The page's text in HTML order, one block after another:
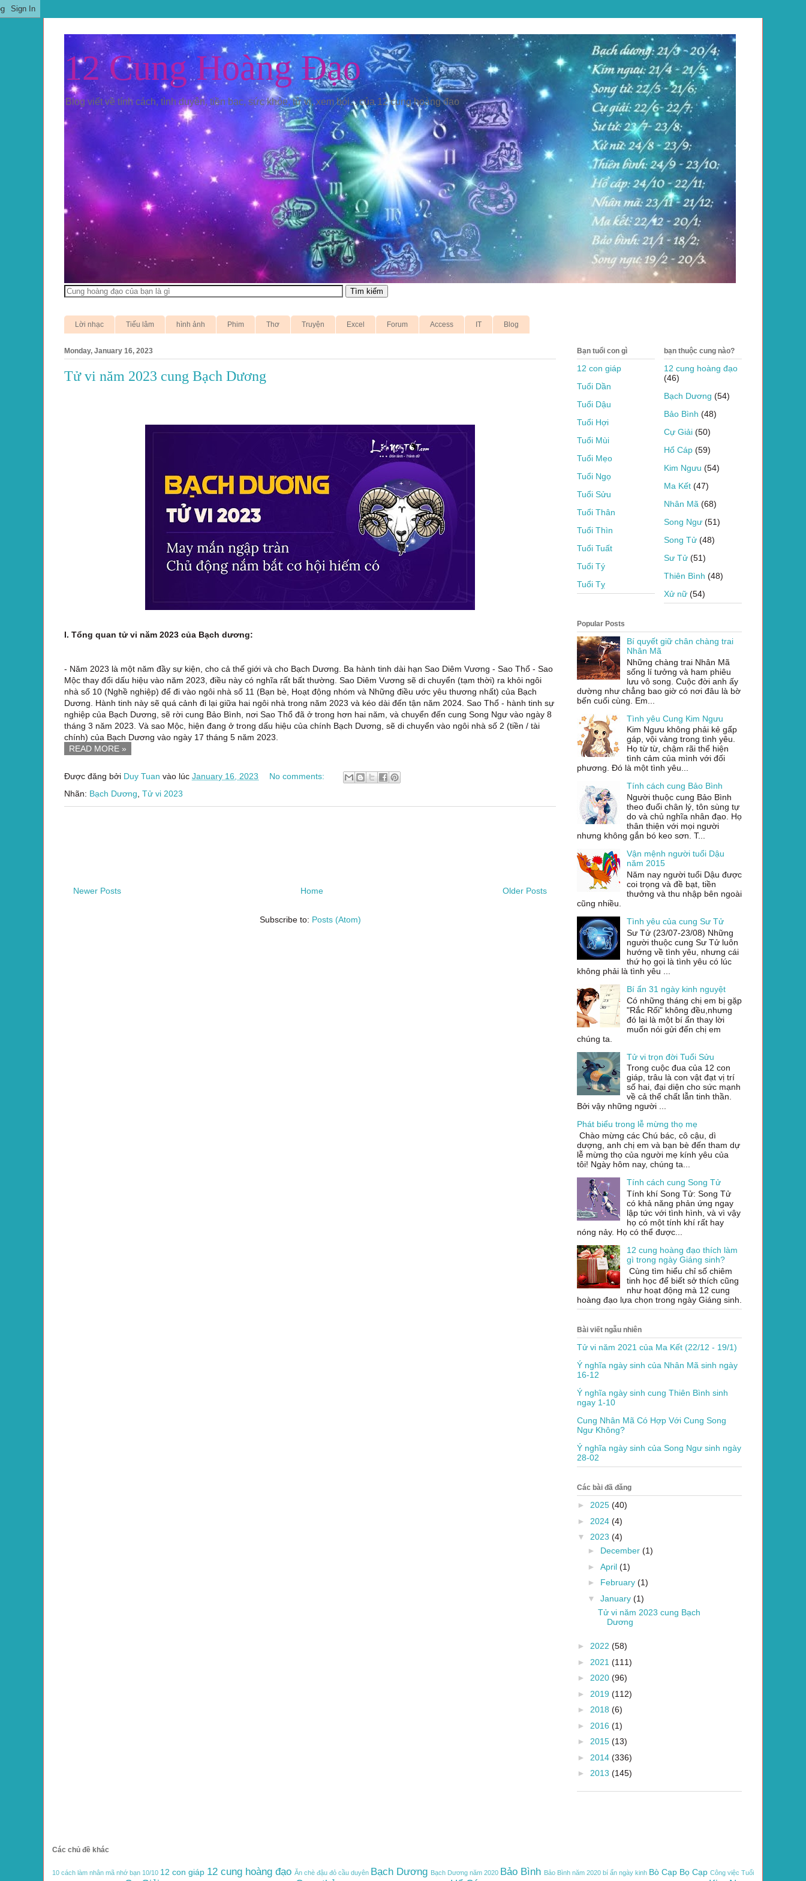
12 Cung Hoàng Đạo
Blog viết về tính cách, tình duyên, tiền bạc, sức khỏe, tử vi, xem bói... của 12 cung hoàng đạo
Lời nhạc Tiếu lâm hình ảnh Phim Thơ Truyện Excel Forum Access IT Blog
Monday, January 16, 2023
Tử vi năm 2023 cung Bạch Dương
I. Tổng quan tử vi năm 2023 của Bạch dương:
- Năm 2023 là một năm đầy sự kiện, cho cả thế giới và cho Bạch Dương. Ba hành tinh dài hạn Sao Diêm Vương - Sao Thổ - Sao
Mộc thay đổi dấu hiệu vào năm 2023, điều này có nghĩa rất bất thường. Sao Diêm Vương sẽ di chuyển (tạm thời) ra khỏi ngôi
nhà số 10 (Nghề nghiệp) để đi vào ngôi nhà số 11 (Bạn bè, Hoạt động nhóm và Những điều ước yêu thương nhất) của Bạch
Dương. Hành tinh này sẽ quá cảnh đi lại giữa hai ngôi nhà trong năm 2023 và kéo dài đến tận năm 2024. Sao Thổ - hành tinh sự
nghiệp của Bạch Dương, sẽ rời cung Bảo Bình, nơi Sao Thổ đã ở trong hơn hai năm, và chuyển đến cung Song Ngư vào ngày 8
tháng 3 năm 2023. Và sao Mộc, hiện đang ở trong dấu hiệu của chính Bạch Dương, sẽ di chuyển vào ngôi nhà số 2 (tiền / tài
chính) của Bạch Dương vào ngày 17 tháng 5 năm 2023.
READ MORE »
Được đăng bởi Duy Tuan vào lúc January 16, 2023
No comments:
Nhãn: Bạch Dương Tử vi 2023
Newer Posts Older Posts
Home
Subscribe to: Posts (Atom)
Bạn tuổi con gì
12 con giáp
Tuổi Dần
Tuổi Dậu
Tuổi Hợi
Tuổi Mùi
Tuổi Mẹo
Tuổi Ngọ
Tuổi Sửu
Tuổi Thân
Tuổi Thìn
Tuổi Tuất
Tuổi Tý
Tuổi Tỵ
bạn thuộc cung nào?
12 cung hoàng đạo
(46)
Bạch Dương (54)
Bảo Bình (48)
Cự Giải (50)
Hổ Cáp (59)
Kim Ngưu (54)
Ma Kết (47)
Nhân Mã (68)
Song Ngư (51)
Song Tử (48)
Sư Tử (51)
Thiên Bình (48)
Xử nữ (54)
Popular Posts
Bí quyết giữ chân chàng trai
Nhân Mã
Những chàng trai Nhân Mã
sống lí tưởng và ham phiêu
lưu vô song. Cuộc đời anh ấy
dường như chẳng bao giờ có nơi đâu là bờ
bến cuối cùng. Em...
Tình yêu Cung Kim Ngưu
Kim Ngưu không phải kẻ gấp
gáp, vội vàng trong tình yêu.
Họ từ từ, chậm rãi thể hiện
tình cảm của mình với đối
phương. Đó là một tình yêu...
Tính cách cung Bảo Bình
Người thuộc cung Bảo Bình
theo đuổi chân lý, tôn sùng tự
do và chủ nghĩa nhân đạo. Họ
thân thiện với mọi người
nhưng không gắn bó keo sơn. T...
Vận mệnh người tuổi Dậu
năm 2015
Năm nay người tuổi Dậu được
coi trọng và đề bạt, tiền
thưởng và thu nhập bên ngoài
cũng nhiều.
Tình yêu của cung Sư Tử
Sư Tử (23/07-23/08) Những
người thuộc cung Sư Tử luôn
hướng về tình yêu, nhưng cái
thứ họ gọi là tình yêu có lúc
không phải là tình yêu ...
Bí ẩn 31 ngày kinh nguyệt
Có những tháng chị em bị gặp
"Rắc Rối" không đều,nhưng
đó lại là một bí ẩn thay lời
muốn nói gửi đến chị em
chúng ta.
Tử vi trọn đời Tuổi Sửu
Trong cuộc đua của 12 con
giáp, trâu là con vật đạt vị trí
số hai, đại diện cho sức mạnh
về cả thể chất lẫn tinh thần.
Bởi vậy những người ...
Phát biểu trong lễ mừng thọ mẹ
Chào mừng các Chú bác, cô cậu, dì
dượng, anh chị em và bạn bè đến tham dự
lễ mừng thọ của người mẹ kính yêu của
tôi! Ngày hôm nay, chúng ta...
Tính cách cung Song Tử
Tính khí Song Tử: Song Tử
có khả năng phản ứng ngay
lập tức với tình hình, và vì vậy
họ có một tính khí rất hay
nóng nảy. Họ có thể được...
12 cung hoàng đạo thích làm
gì trong ngày Giáng sinh?
Cùng tìm hiểu chỉ số chiêm
tinh học để biết sở thích cũng
như hoạt động mà 12 cung
hoàng đạo lựa chọn trong ngày Giáng sinh.
Bài viết ngẫu nhiên
Tử vi năm 2021 của Ma Kết (22/12 - 19/1)
Ý nghĩa ngày sinh của Nhân Mã sinh ngày
16-12
Ý nghĩa ngày sinh cung Thiên Bình sinh
ngay 1-10
Cung Nhân Mã Có Hợp Với Cung Song
Ngư Không?
Ý nghĩa ngày sinh của Song Ngư sinh ngày
28-02
Các bài đã đăng
► 2025 (40)
► 2024 (4)
▼ 2023 (4)
► December (1)
► April (1)
► February (1)
▼ January (1)
Tử vi năm 2023 cung Bạch
Dương
► 2022 (58)
► 2021 (111)
► 2020 (96)
► 2019 (112)
► 2018 (6)
► 2016 (1)
► 2015 (13)
► 2014 (336)
► 2013 (145)
Các chủ đề khác
10 cách làm nhân mã nhớ bạn 10/10 12 con giáp 12 cung hoàng đạo Ăn chè đậu đỏ cầu duyên Bạch Dương Bạch Dương năm 2020 Bảo Bình Bảo Bình năm 2020 bí ẩn ngày kinh Bò Cạp Bọ Cạp Công việc Tuổi